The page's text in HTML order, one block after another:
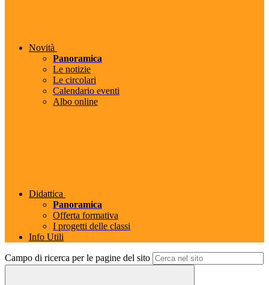
Novità
Panoramica
Le notizie
Le circolari
Calendario eventi
Albo online
Didattica
Panoramica
Offerta formativa
I progetti delle classi
Info Utili
Campo di ricerca per le pagine del sito